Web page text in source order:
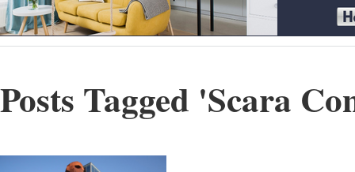
Posts Tagged 'Scara